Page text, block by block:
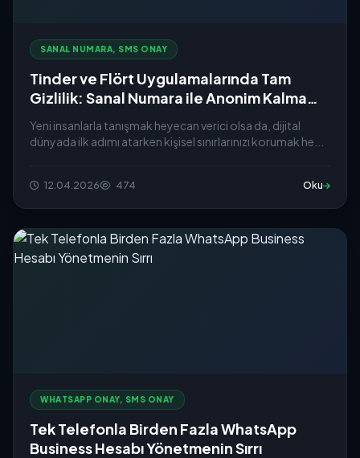
SANAL NUMARA, SMS ONAY
Tinder ve Flört Uygulamalarında Tam
Gizlilik: Sanal Numara ile Anonim Kalma
Rehberi
Yeni insanlarla tanışmak heyecan verici olsa da, dijital
dünyada ilk adımı atarken kişisel sınırlarınızı korumak he...
12.04.2026 474 Oku
WHATSAPP ONAY, SMS ONAY
Tek Telefonla Birden Fazla WhatsApp
Business Hesabı Yönetmenin Sırrı